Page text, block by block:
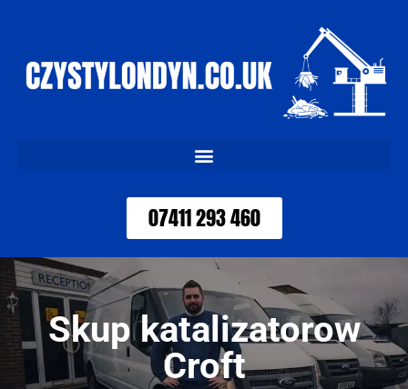
07411 293 460
Skup katalizatorow
Croft